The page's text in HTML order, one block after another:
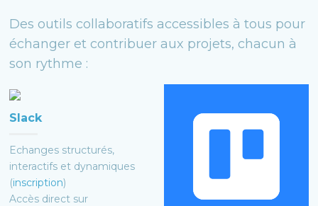
Des outils collaboratifs accessibles à tous pour
échanger et contribuer aux projets, chacun à
son rythme :
Slack
Echanges structurés,
interactifs et dynamiques
(inscription)
Accès direct sur